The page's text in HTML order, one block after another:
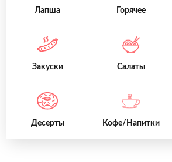
Лапша Горячее
Закуски Салаты
Десерты Кофе/Напитки